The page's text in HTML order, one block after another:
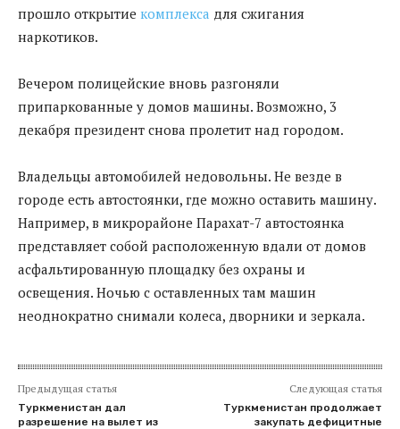
прошло открытие комплекса для сжигания
наркотиков.
Вечером полицейские вновь разгоняли
припаркованные у домов машины. Возможно, 3
декабря президент снова пролетит над городом.
Владельцы автомобилей недовольны. Не везде в
городе есть автостоянки, где можно оставить машину.
Например, в микрорайоне Парахат-7 автостоянка
представляет собой расположенную вдали от домов
асфальтированную площадку без охраны и
освещения. Ночью с оставленных там машин
неоднократно снимали колеса, дворники и зеркала.
Предыдущая статья
Туркменистан дал
разрешение на вылет из
Следующая статья
Туркменистан продолжает
закупать дефицитные